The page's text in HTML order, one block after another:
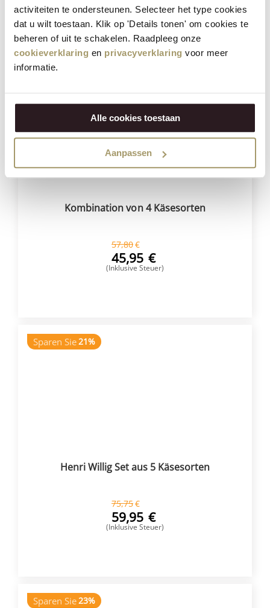
activiteiten te ondersteunen. Selecteer het type cookies
dat u wilt toestaan. Klik op 'Details tonen' om cookies te
beheren of uit te schakelen. Raadpleeg onze
cookieverklaring en privacyverklaring voor meer
informatie.
Alle cookies toestaan
Aanpassen
(Inklusive Steuer)
KAUFEN
Kombination von 4 Käsesorten
57,80€
45,95 €
(Inklusive Steuer)
Sparen Sie21%
Henri Willig Set aus 5 Käsesorten
75,75€
59,95 €
(Inklusive Steuer)
Sparen Sie23%